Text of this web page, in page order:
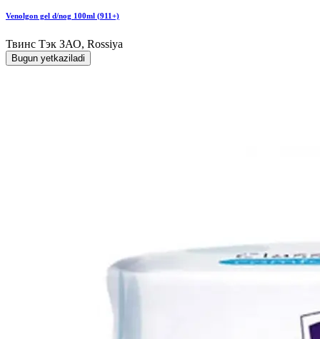
Venolgon gel d/nog 100ml (911+)
Твинс Тэк ЗАО, Rossiya
Bugun yetkaziladi